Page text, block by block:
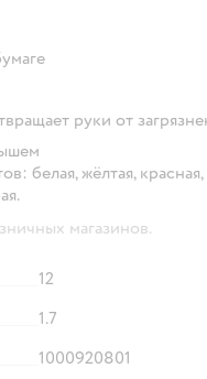
руки от
белая, жёлтая,
магазинов.
12
1.7
1000920801